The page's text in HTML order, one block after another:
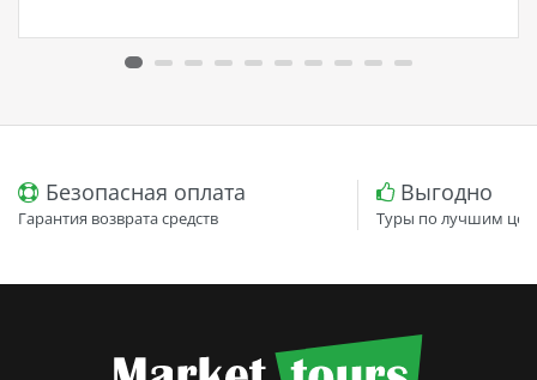
историю, описание и наиболее…
Безопасная оплата
Гарантия возврата средств
Выгодно
Туры по лучшим